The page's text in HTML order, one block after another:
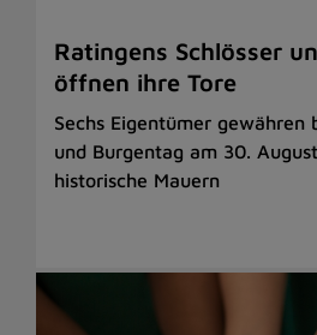
Ratingens Schlösser
öffnen ihre Tore
Sechs Eigentümer gewähren
und Burgentag am 30.
historische Mauern